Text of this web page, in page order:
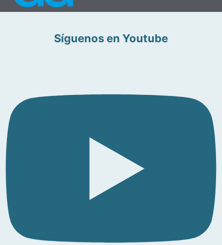
Síguenos en Youtube